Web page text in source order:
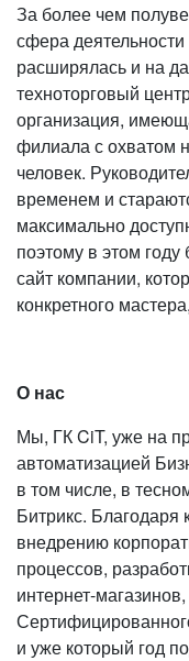
За более чем
сфера
расширялась и на
техноторговый
организация,
филиала с охватом
человек.
временем и
максимально
поэтому в этом
сайт компании,
конкретного
О нас
Мы, ГК CiT, уже на
автоматизацией
в том числе, в
Битрикс. Благодаря
внедрению
процессов,
интернет-
и уже который год